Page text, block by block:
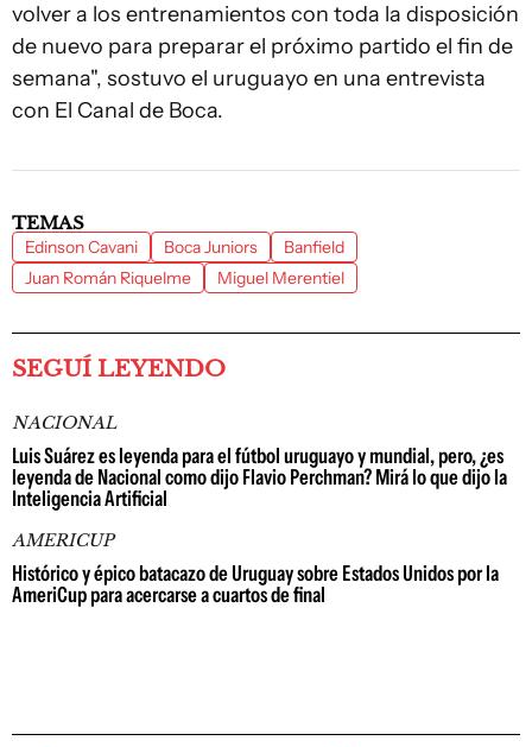
volver a los entrenamientos con toda la disposición
de nuevo para preparar el próximo partido el fin de
semana", sostuvo el uruguayo en una entrevista
con El Canal de Boca.
TEMAS
Edinson Cavani Boca Juniors
Banfield
Juan Román Riquelme
Miguel Merentiel
SEGUÍ LEYENDO
NACIONAL
Luis Suárez es leyenda para el fútbol uruguayo y mundial, pero, ¿es
leyenda de Nacional como dijo Flavio Perchman? Mirá lo que dijo la
Inteligencia Artificial
AMERICUP
Histórico y épico batacazo de Uruguay sobre Estados Unidos por la
AmeriCup para acercarse a cuartos de final